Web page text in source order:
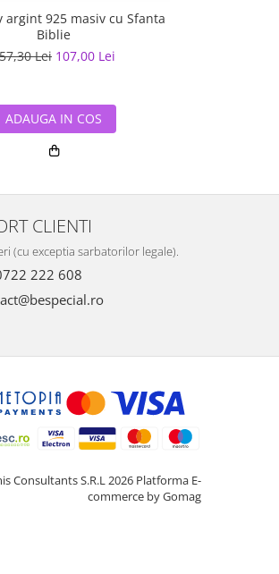
argint 925 masiv cu Sfanta
Biblie
Lei 107,00 Lei
ADAUGA IN COS
CLIENTI
(cu exceptia sarbatorilor legale).
222 608
Consultants S.R.L 2026 Platforma E-
commerce by Gomag